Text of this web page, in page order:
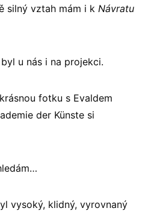
silný vztah mám i k Návratu
u nás i na projekci.
fotku s Evaldem
der Künste si
vysoký, klidný, vyrovnaný